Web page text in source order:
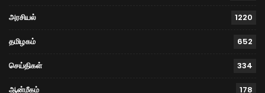
அரசியல் 1220
தமிழகம் 652
செய்திகள் 334
ஆன்மீகம் 178